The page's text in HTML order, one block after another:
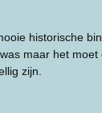
historische
maar het moet
zijn.